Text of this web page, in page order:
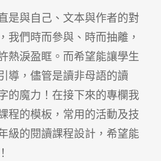
是與自己、文本與作者的對
我們時而參與、時而抽離，
熱淚盈眶。而希望能讓學生
導，儘管是讀非母語的讀
的魔力！在接下來的專欄我
程的模板，常用的活動及技
級的閱讀課程設計，希望能